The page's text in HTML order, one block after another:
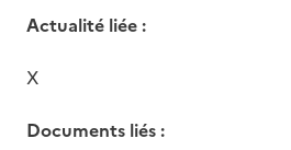
Actualité liée :
X
Documents liés :